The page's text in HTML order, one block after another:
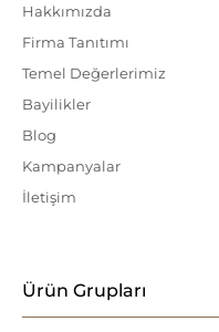
Hakkımızda
Firma Tanıtımı
Temel Değerlerimiz
Bayilikler
Blog
Kampanyalar
İletişim
Ürün Grupları